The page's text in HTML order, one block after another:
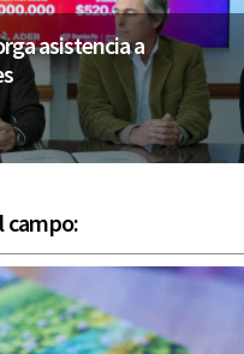
asistencia a
campo: